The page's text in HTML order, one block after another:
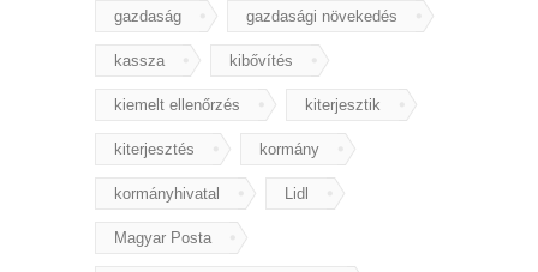
gazdaság gazdasági növekedés
kassza kibővítés
kiemelt ellenőrzés kiterjesztik
kiterjesztés kormány
kormányhivatal Lidl
Magyar Posta